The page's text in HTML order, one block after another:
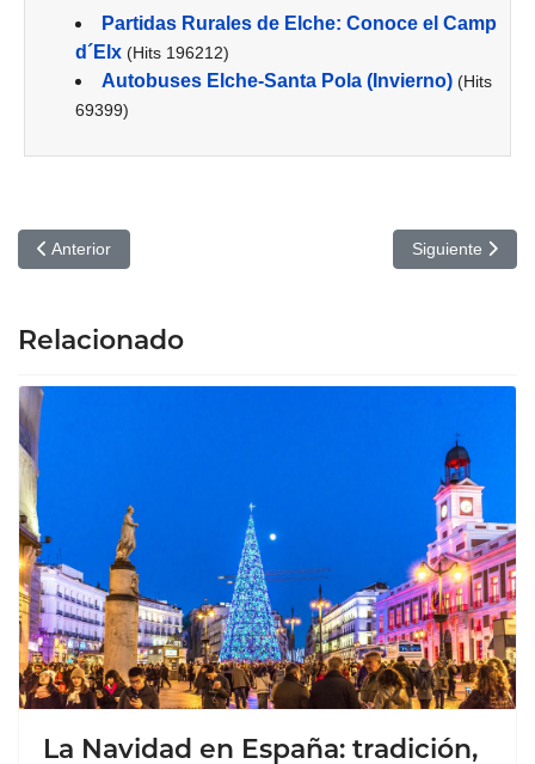
Partidas Rurales de Elche: Conoce el Camp
d´Elx (Hits 196212)
Autobuses Elche-Santa Pola (Invierno) (Hits
69399)
Artículo anterior: Parques de ocio imprescindibles para el verano
Anterior Artículo
Siguiente
Relacionado
La Navidad en España: tradición,